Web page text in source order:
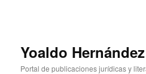
Yoaldo
Portal de publicaciones jurídicas y